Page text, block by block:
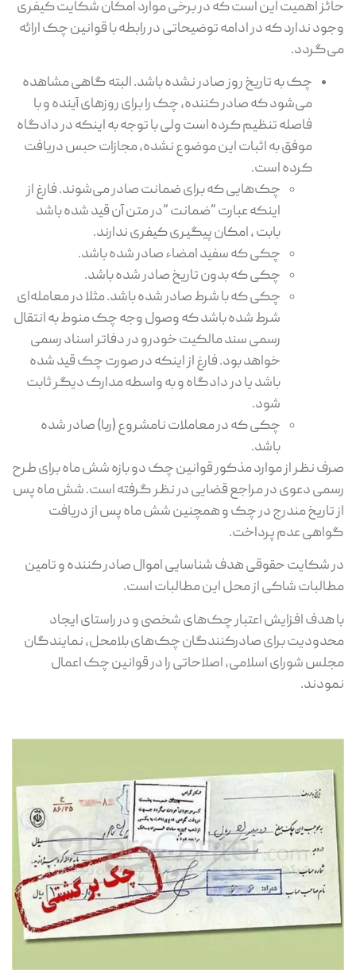
حائز اهمیت این است که در برخی موارد امکان شکایت کیفری
وجود ندارد که در ادامه توضیحاتی در رابطه با قوانین چک ارائه
می‌گردد.
چک به تاریخ روز صادر نشده باشد. البته گاهی مشاهده
می‌شود که صادر کننده، چک را برای روزهای آینده و با
فاصله تنظیم کرده است ولی با توجه به اینکه در دادگاه
موفق به اثبات این موضوع نشده، مجازات حبس دریافت
کرده است.
چک‌هایی که برای ضمانت صادر می‌شوند. فارغ از
اینکه عبارت “ضمانت “در متن آن قید شده باشد
بابت ، امکان پیگیری کیفری ندارند.
چکی که سفید امضاء صادر شده باشد.
چکی که بدون تاریخ صادر شده باشد.
چکی که با شرط صادر شده باشد. مثلا در معامله‌ای
شرط شده باشد که وصول وجه چک منوط به انتقال
رسمی سند مالکیت خودرو در دفاتر اسناد رسمی
خواهد بود. فارغ از اینکه در صورت چک قید شده
باشد یا در دادگاه و به واسطه مدارک دیگر ثابت
شود.
چکی که در معاملات نامشروع (ربا) صادر شده
باشد.
صرف نظر از موارد مذکور قوانین چک دو بازه شش ماه برای طرح
رسمی دعوی در مراجع قضایی در نظر گرفته است. شش ماه پس
از تاریخ مندرج در چک و همچنین شش ماه پس از دریافت
گواهی عدم پرداخت.
در شکایت حقوقی هدف شناسایی اموال صادر کننده و تامین
مطالبات شاکی از محل این مطالبات است.
با هدف افزایش اعتبار چک‌های شخصی و در راستای ایجاد
محدودیت برای صادرکنندگان چک‌های بلامحل، نمایندگان
مجلس شورای اسلامی، اصلاحاتی را در قوانین چک اعمال
نمودند.